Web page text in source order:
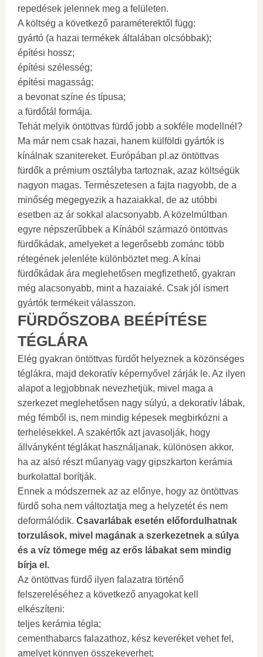
repedések jelennek meg a felületen.
A költség a következő paraméterektől függ:
gyártó (a hazai termékek általában olcsóbbak);
építési hossz;
építési szélesség;
építési magasság;
a bevonat színe és típusa;
a fürdőtál formája.
Tehát melyik öntöttvas fürdő jobb a sokféle modellnél?
Ma már nem csak hazai, hanem külföldi gyártók is
kínálnak szanitereket. Európában pl.az öntöttvas
fürdők a prémium osztályba tartoznak, azaz költségük
nagyon magas. Természetesen a fajta nagyobb, de a
minőség megegyezik a hazaiakkal, de az utóbbi
esetben az ár sokkal alacsonyabb. A közelmúltban
egyre népszerűbbek a Kínából származó öntöttvas
fürdőkádak, amelyeket a legerősebb zománc több
rétegének jelenléte különböztet meg. A kínai
fürdőkádak ára meglehetősen megfizethető, gyakran
még alacsonyabb, mint a hazaiaké. Csak jól ismert
gyártók termékeit válasszon.
FÜRDŐSZOBA BEÉPÍTÉSE
TÉGLÁRA
Elég gyakran öntöttvas fürdőt helyeznek a közönséges
téglákra, majd dekoratív képernyővel zárják le. Az ilyen
alapot a legjobbnak nevezhetjük, mivel maga a
szerkezet meglehetősen nagy súlyú, a dekoratív lábak,
még fémből is, nem mindig képesek megbirkózni a
terhelésekkel. A szakértők azt javasolják, hogy
állványként téglákat használjanak, különösen akkor,
ha az alsó részt műanyag vagy gipszkarton kerámia
burkolattal borítják.
Ennek a módszernek az az előnye, hogy az öntöttvas
fürdő soha nem változtatja meg a helyzetét és nem
deformálódik. Csavarlábak esetén előfordulhatnak
torzulások, mivel magának a szerkezetnek a súlya
és a víz tömege még az erős lábakat sem mindig
bírja el.
Az öntöttvas fürdő ilyen falazatra történő
felszereléséhez a következő anyagokat kell
elkészíteni:
teljes kerámia tégla;
cementhabarcs falazathoz, kész keveréket vehet fel,
amelyet könnyen összekeverhet;